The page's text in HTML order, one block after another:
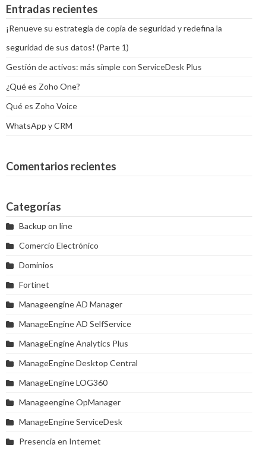
Entradas recientes
¡Renueve su estrategia de copia de seguridad y redefina la
seguridad de sus datos! (Parte 1)
Gestión de activos: más simple con ServiceDesk Plus
¿Qué es Zoho One?
Qué es Zoho Voice
WhatsApp y CRM
Comentarios recientes
Categorías
Backup on line
Comercio Electrónico
Dominios
Fortinet
Manageengine AD Manager
ManageEngine AD SelfService
ManageEngine Analytics Plus
ManageEngine Desktop Central
ManageEngine LOG360
Manageengine OpManager
ManageEngine ServiceDesk
Presencia en Internet